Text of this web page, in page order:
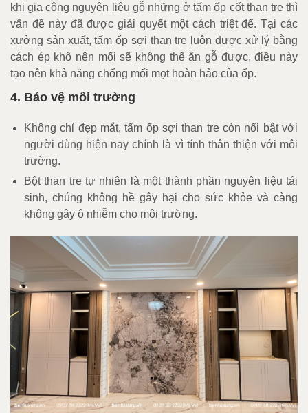
khi gia công nguyên liệu gỗ những ở tấm ốp cốt than tre thì
vấn đề này đã được giải quyết một cách triệt để. Tại các
xưởng sản xuất, tấm ốp sợi than tre luôn được xử lý bằng
cách ép khô nên mối sẽ không thể ăn gỗ được, điều này
tạo nên khả năng chống mối mọt hoàn hảo của ốp.
4. Bảo vệ môi trường
Không chỉ đẹp mắt, tấm ốp sợi than tre còn nổi bật với
người dùng hiện nay chính là vì tính thân thiện với môi
trường.
Bột than tre tự nhiên là một thành phần nguyên liệu tái
sinh, chúng không hề gây hại cho sức khỏe và càng
không gây ô nhiễm cho môi trường.